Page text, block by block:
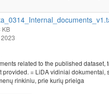
KB
related to the published dataset,
provided. = LiDA vidiniai dokumentai,
rinkiniu, prie kurių prieiga